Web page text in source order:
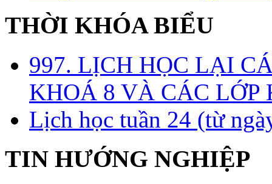
THỜI KHÓA BIỂU
997. LỊCH HỌC LẠI
KHOÁ 8 VÀ CÁC LỚP
Lịch học tuần 24 (từ
TIN HƯỚNG NGHIỆP